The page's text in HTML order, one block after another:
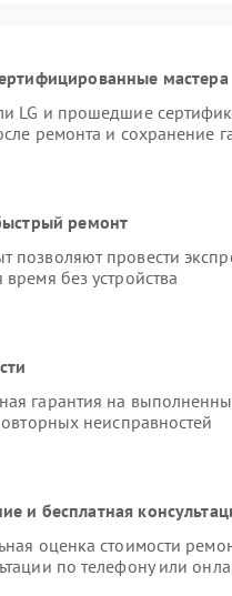
мастера
LG и прошедшие
ремонта и сохранение
ремонт
провести
без устройства
гарантия на
неисправностей
и бесплатная
оценка стоимости
по телефону или